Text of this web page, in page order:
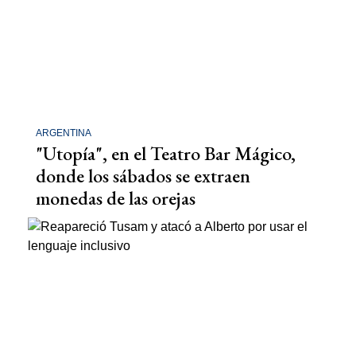
ARGENTINA
"Utopía", en el Teatro Bar Mágico,
donde los sábados se extraen
monedas de las orejas